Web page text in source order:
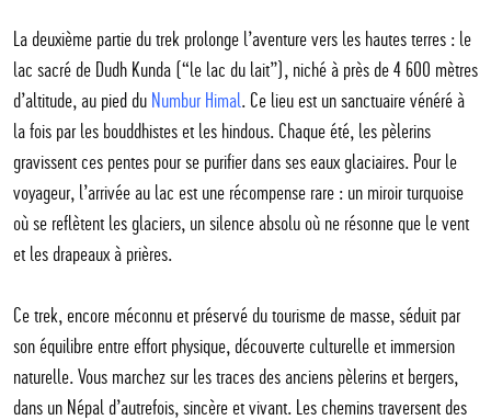
La deuxième partie du trek prolonge l’aventure vers les hautes terres : le
lac sacré de Dudh Kunda (“le lac du lait”), niché à près de 4 600 mètres
d’altitude, au pied du Numbur Himal. Ce lieu est un sanctuaire vénéré à
la fois par les bouddhistes et les hindous. Chaque été, les pèlerins
gravissent ces pentes pour se purifier dans ses eaux glaciaires. Pour le
voyageur, l’arrivée au lac est une récompense rare : un miroir turquoise
où se reflètent les glaciers, un silence absolu où ne résonne que le vent
et les drapeaux à prières.
Ce trek, encore méconnu et préservé du tourisme de masse, séduit par
son équilibre entre effort physique, découverte culturelle et immersion
naturelle. Vous marchez sur les traces des anciens pèlerins et bergers,
dans un Népal d’autrefois, sincère et vivant. Les chemins traversent des